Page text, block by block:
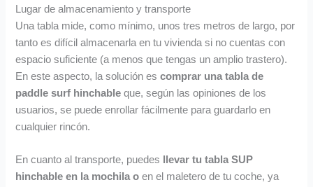
Lugar de almacenamiento y transporte
Una tabla mide, como mínimo, unos tres metros de largo, por
tanto es difícil almacenarla en tu vivienda si no cuentas con
espacio suficiente (a menos que tengas un amplio trastero).
En este aspecto, la solución escomprar una tabla de
paddle surf hinchable que, según las opiniones de los
usuarios, se puede enrollar fácilmente para guardarlo en
cualquier rincón.
En cuanto al transporte, puedes
llevar tu tabla SUP
hinchable en la mochila o en el maletero de tu coche, ya